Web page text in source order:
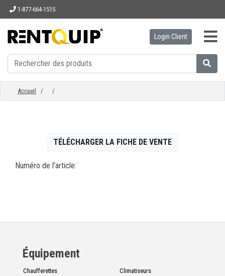
1-877-664-1515
ACCUEIL
ÉQUIPEMENT
PIÈCES
CONTACT
English
Login Client
Accueil / /
TÉLÉCHARGER LA FICHE DE VENTE
Numéro de l'article:
Équipement
Chaufferettes
Climatiseurs